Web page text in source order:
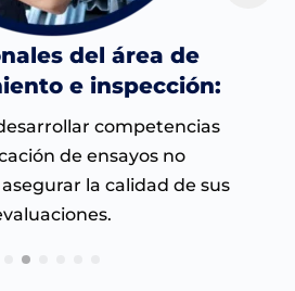
del área de
e inspección:
competencias
de ensayos no
la calidad de sus